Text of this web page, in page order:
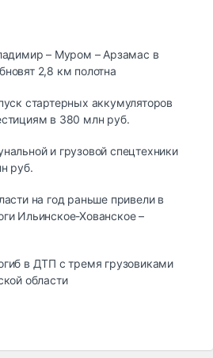
– Муром – Арзамас в
2,8 км полотна
стартерных аккумуляторов
в 380 млн руб.
и грузовой спецтехники
руб.
на год раньше привели в
Ильинское-Хованское –
в ДТП с тремя грузовиками
области